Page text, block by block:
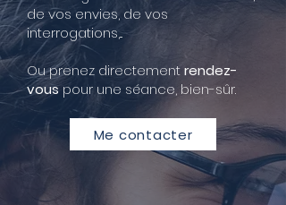
de vos envies, de vos
interrogations,...
Ou prenez directementrendez-
vouspour une séance, bien-sûr.
Me contacter